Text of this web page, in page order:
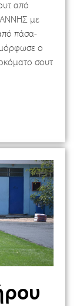
από
με
πάσα-
ο
σουτ